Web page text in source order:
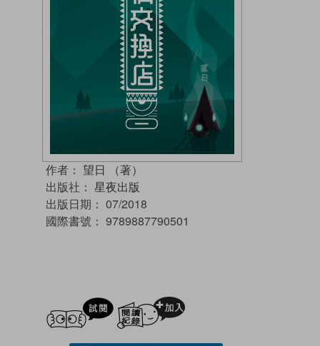
作者： 望日 （著）
出版社： 星夜出版
出版日期： 07/2018
國際書號： 9789887790501
試閲